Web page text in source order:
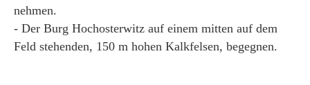
nehmen.
- Der Burg Hochosterwitz auf einem mitten auf dem
Feld stehenden, 150 m hohen Kalkfelsen, begegnen.